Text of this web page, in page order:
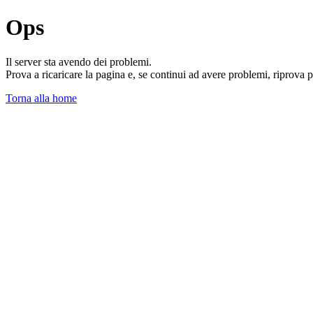
Ops
Il server sta avendo dei problemi.
Prova a ricaricare la pagina e, se continui ad avere problemi,
Torna alla home